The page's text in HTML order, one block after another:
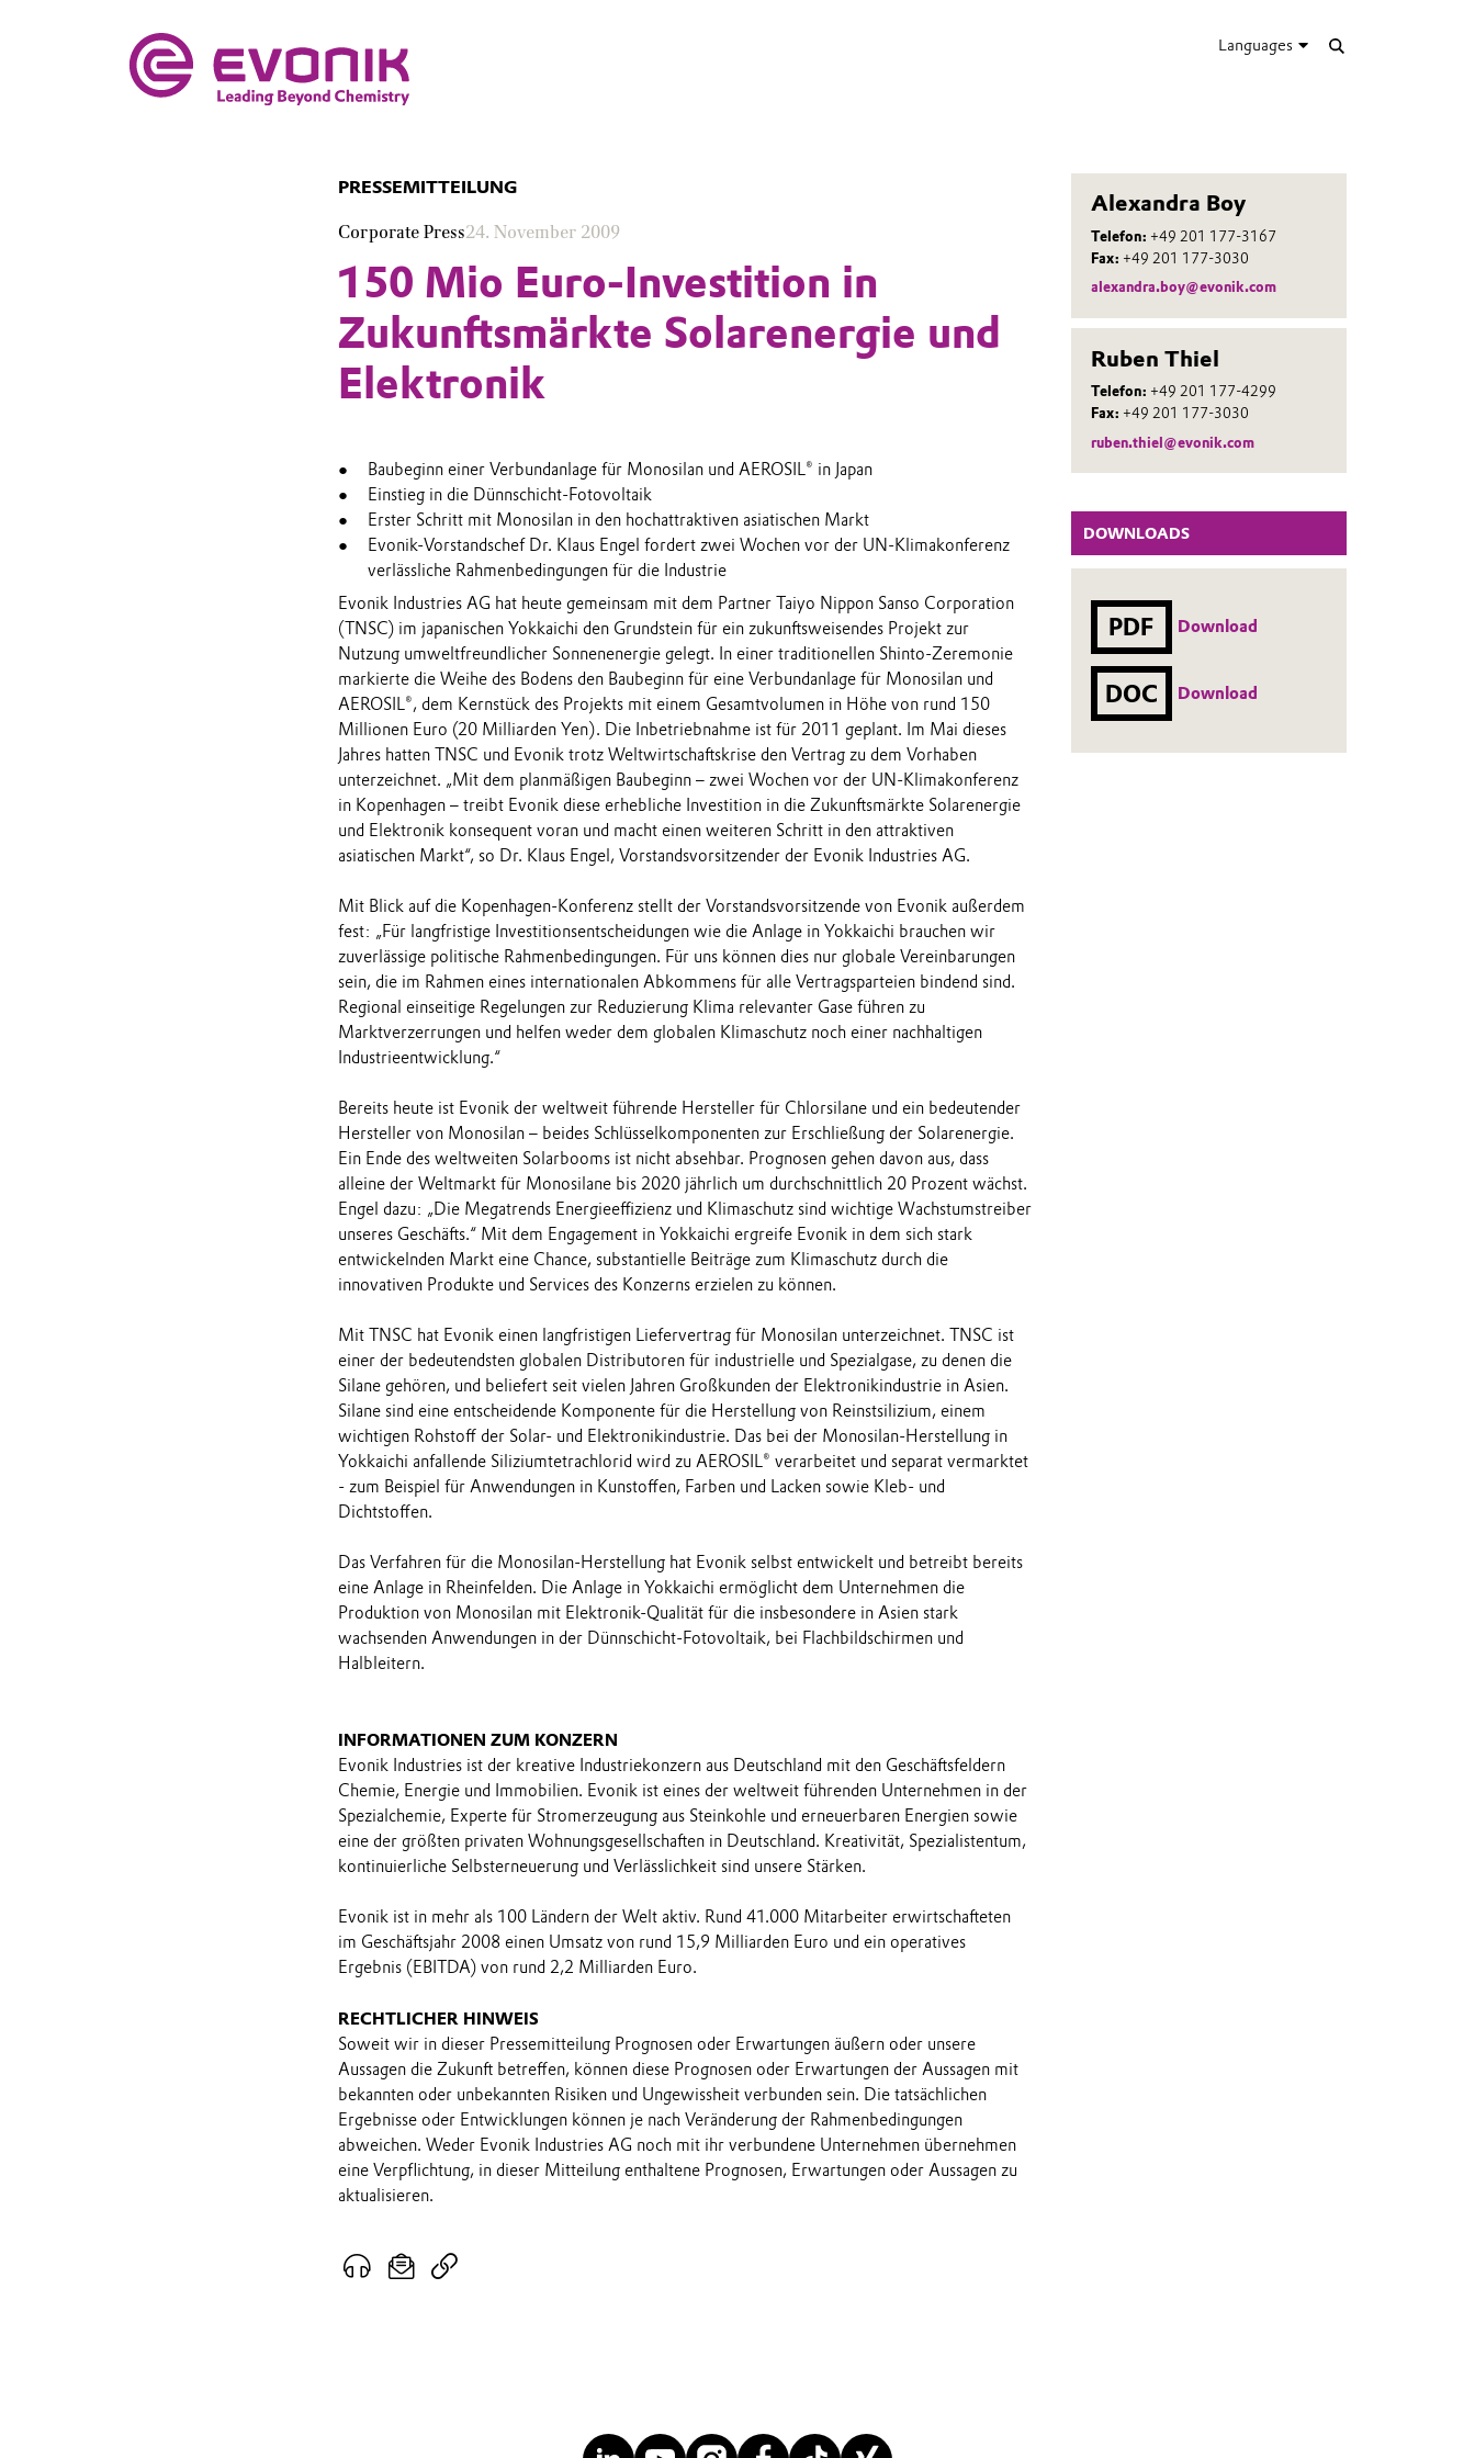
Languages
Alexandra Boy
Telefon: +49 201 177-3167
Fax: +49 201 177-3030
alexandra.boy@evonik.com
Ruben Thiel
Telefon: +49 201 177-4299
Fax: +49 201 177-3030
ruben.thiel@evonik.com
DOWNLOADS
PDF Download
DOC Download
PRESSEMITTEILUNG
Corporate Press24. November 2009
150 Mio Euro-Investition in
Zukunftsmärkte Solarenergie und
Elektronik
Baubeginn einer Verbundanlage für Monosilan und AEROSIL® in Japan
Einstieg in die Dünnschicht-Fotovoltaik
Erster Schritt mit Monosilan in den hochattraktiven asiatischen Markt
Evonik-Vorstandschef Dr. Klaus Engel fordert zwei Wochen vor der UN-Klimakonferenz
verlässliche Rahmenbedingungen für die Industrie
Evonik Industries AG hat heute gemeinsam mit dem Partner Taiyo Nippon Sanso Corporation
(TNSC) im japanischen Yokkaichi den Grundstein für ein zukunftsweisendes Projekt zur
Nutzung umweltfreundlicher Sonnenenergie gelegt. In einer traditionellen Shinto-Zeremonie
markierte die Weihe des Bodens den Baubeginn für eine Verbundanlage für Monosilan und
AEROSIL®, dem Kernstück des Projekts mit einem Gesamtvolumen in Höhe von rund 150
Millionen Euro (20 Milliarden Yen). Die Inbetriebnahme ist für 2011 geplant. Im Mai dieses
Jahres hatten TNSC und Evonik trotz Weltwirtschaftskrise den Vertrag zu dem Vorhaben
unterzeichnet. „Mit dem planmäßigen Baubeginn – zwei Wochen vor der UN-Klimakonferenz
in Kopenhagen – treibt Evonik diese erhebliche Investition in die Zukunftsmärkte Solarenergie
und Elektronik konsequent voran und macht einen weiteren Schritt in den attraktiven
asiatischen Markt“, so Dr. Klaus Engel, Vorstandsvorsitzender der Evonik Industries AG.
Mit Blick auf die Kopenhagen-Konferenz stellt der Vorstandsvorsitzende von Evonik außerdem
fest: „Für langfristige Investitionsentscheidungen wie die Anlage in Yokkaichi brauchen wir
zuverlässige politische Rahmenbedingungen. Für uns können dies nur globale Vereinbarungen
sein, die im Rahmen eines internationalen Abkommens für alle Vertragsparteien bindend sind.
Regional einseitige Regelungen zur Reduzierung Klima relevanter Gase führen zu
Marktverzerrungen und helfen weder dem globalen Klimaschutz noch einer nachhaltigen
Industrieentwicklung.“
Bereits heute ist Evonik der weltweit führende Hersteller für Chlorsilane und ein bedeutender
Hersteller von Monosilan – beides Schlüsselkomponenten zur Erschließung der Solarenergie.
Ein Ende des weltweiten Solarbooms ist nicht absehbar. Prognosen gehen davon aus, dass
alleine der Weltmarkt für Monosilane bis 2020 jährlich um durchschnittlich 20 Prozent wächst.
Engel dazu: „Die Megatrends Energieeffizienz und Klimaschutz sind wichtige Wachstumstreiber
unseres Geschäfts.“ Mit dem Engagement in Yokkaichi ergreife Evonik in dem sich stark
entwickelnden Markt eine Chance, substantielle Beiträge zum Klimaschutz durch die
innovativen Produkte und Services des Konzerns erzielen zu können.
Mit TNSC hat Evonik einen langfristigen Liefervertrag für Monosilan unterzeichnet. TNSC ist
einer der bedeutendsten globalen Distributoren für industrielle und Spezialgase, zu denen die
Silane gehören, und beliefert seit vielen Jahren Großkunden der Elektronikindustrie in Asien.
Silane sind eine entscheidende Komponente für die Herstellung von Reinstsilizium, einem
wichtigen Rohstoff der Solar- und Elektronikindustrie. Das bei der Monosilan-Herstellung in
Yokkaichi anfallende Siliziumtetrachlorid wird zu AEROSIL® verarbeitet und separat vermarktet
- zum Beispiel für Anwendungen in Kunstoffen, Farben und Lacken sowie Kleb- und
Dichtstoffen.
Das Verfahren für die Monosilan-Herstellung hat Evonik selbst entwickelt und betreibt bereits
eine Anlage in Rheinfelden. Die Anlage in Yokkaichi ermöglicht dem Unternehmen die
Produktion von Monosilan mit Elektronik-Qualität für die insbesondere in Asien stark
wachsenden Anwendungen in der Dünnschicht-Fotovoltaik, bei Flachbildschirmen und
Halbleitern.
INFORMATIONEN ZUM KONZERN
Evonik Industries ist der kreative Industriekonzern aus Deutschland mit den Geschäftsfeldern
Chemie, Energie und Immobilien. Evonik ist eines der weltweit führenden Unternehmen in der
Spezialchemie, Experte für Stromerzeugung aus Steinkohle und erneuerbaren Energien sowie
eine der größten privaten Wohnungsgesellschaften in Deutschland. Kreativität, Spezialistentum,
kontinuierliche Selbsterneuerung und Verlässlichkeit sind unsere Stärken.
Evonik ist in mehr als 100 Ländern der Welt aktiv. Rund 41.000 Mitarbeiter erwirtschafteten
im Geschäftsjahr 2008 einen Umsatz von rund 15,9 Milliarden Euro und ein operatives
Ergebnis (EBITDA) von rund 2,2 Milliarden Euro.
RECHTLICHER HINWEIS
Soweit wir in dieser Pressemitteilung Prognosen oder Erwartungen äußern oder unsere
Aussagen die Zukunft betreffen, können diese Prognosen oder Erwartungen der Aussagen mit
bekannten oder unbekannten Risiken und Ungewissheit verbunden sein. Die tatsächlichen
Ergebnisse oder Entwicklungen können je nach Veränderung der Rahmenbedingungen
abweichen. Weder Evonik Industries AG noch mit ihr verbundene Unternehmen übernehmen
eine Verpflichtung, in dieser Mitteilung enthaltene Prognosen, Erwartungen oder Aussagen zu
aktualisieren.